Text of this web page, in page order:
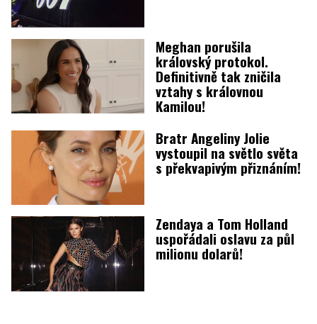
Meghan porušila
královský protokol.
Definitivně tak zničila
vztahy s královnou
Kamilou!
Bratr Angeliny Jolie
vystoupil na světlo světa
s překvapivým přiznáním!
Zendaya a Tom Holland
uspořádali oslavu za půl
milionu dolarů!